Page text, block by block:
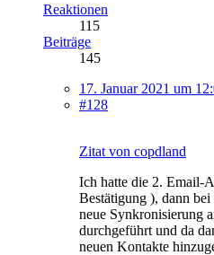
Reaktionen
115
Beiträge
145
17. Januar 2021 um
#128
Zitat von copdland
Ich hatte die 2. Email-
Bestätigung ), dann
neue Synkronisierung
durchgeführt und da
neuen Kontakte